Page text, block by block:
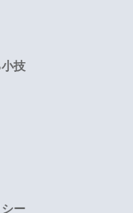
技
ー